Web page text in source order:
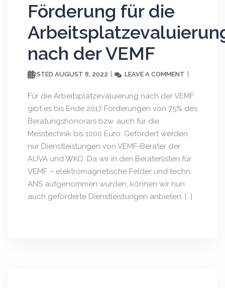
Förderung für die
nach der VEMF
POSTED AUGUST 8, 2022 LEAVE A COMMENT
Für die Arbeitsplatzevaluierung nach der VEMF
gibt es bis Ende 2017 Förderungen von 75% des
Beratungshonorars bzw. auch für die
Messtechnik bis 1000 Euro. Gefördert werden
nur Dienstleistungen von VEMF-Berater der
AUVA und WKO. Da wir in den Beraterlisten für
VEMF – elektromagnetische Felder und techn.
ANS aufgenommen wurden, können wir nun
auch geförderte Dienstleistungen anbieten. […]